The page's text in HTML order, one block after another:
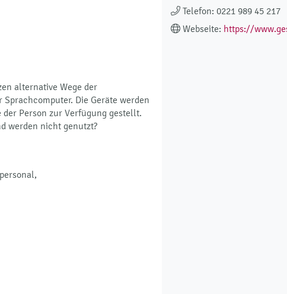
alternative Wege der
Die Geräte werden
Person zur Verfügung gestellt.
werden nicht genutzt?
Telefon: 0221 989 45 217
Webseite: https://